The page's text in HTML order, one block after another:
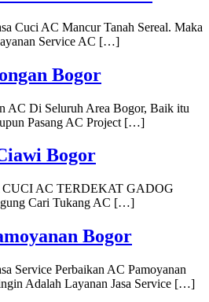
Cuci AC Mancur Tanah Sereal. Maka
Service AC […]
Bogor
AC Di Seluruh Area Bogor, Baik itu
Pasang AC Project […]
Bogor
CUCI AC TERDEKAT GADOG
Cari Tukang AC […]
Bogor
Service Perbaikan AC Pamoyanan
Adalah Layanan Jasa Service […]